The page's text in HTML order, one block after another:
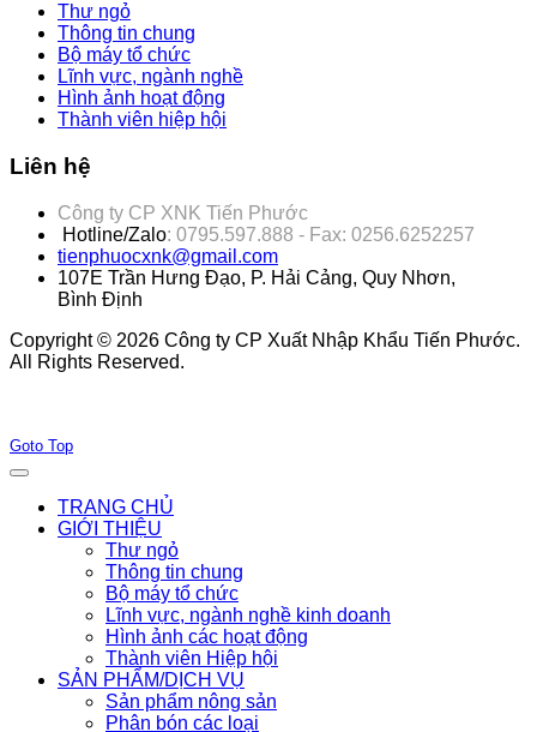
Thư ngỏ
Thông tin chung
Bộ máy tổ chức
Lĩnh vực, ngành nghề
Hình ảnh hoạt động
Thành viên hiệp hội
Liên hệ
Công ty CP XNK Tiến Phước
Hotline/Zalo: 0795.597.888 - Fax: 0256.6252257
tienphuocxnk@gmail.com
107E Trần Hưng Đạo, P. Hải Cảng, Quy Nhơn,
Bình Định
Copyright © 2026 Công ty CP Xuất Nhập Khẩu Tiến Phước.
All Rights Reserved.
Goto Top
TRANG CHỦ
GIỚI THIỆU
Thư ngỏ
Thông tin chung
Bộ máy tổ chức
Lĩnh vực, ngành nghề kinh doanh
Hình ảnh các hoạt động
Thành viên Hiệp hội
SẢN PHẨM/DỊCH VỤ
Sản phẩm nông sản
Phân bón các loại